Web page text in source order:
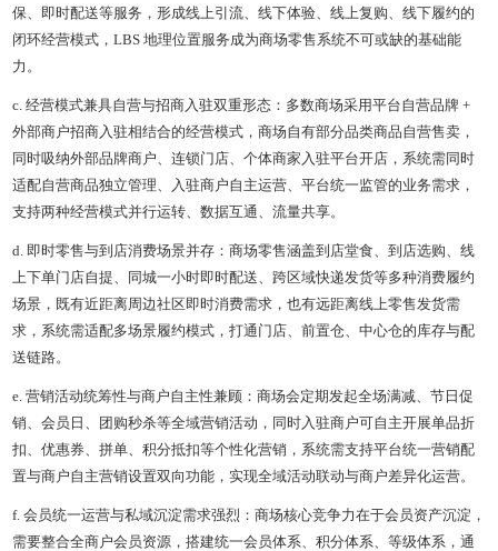
保、即时配送等服务，形成线上引流、线下体验、线上复购、线下履约的
闭环经营模式，LBS 地理位置服务成为商场零售系统不可或缺的基础能
力。
c. 经营模式兼具自营与招商入驻双重形态：多数商场采用平台自营品牌 +
外部商户招商入驻相结合的经营模式，商场自有部分品类商品自营售卖，
同时吸纳外部品牌商户、连锁门店、个体商家入驻平台开店，系统需同时
适配自营商品独立管理、入驻商户自主运营、平台统一监管的业务需求，
支持两种经营模式并行运转、数据互通、流量共享。
d. 即时零售与到店消费场景并存：商场零售涵盖到店堂食、到店选购、线
上下单门店自提、同城一小时即时配送、跨区域快递发货等多种消费履约
场景，既有近距离周边社区即时消费需求，也有远距离线上零售发货需
求，系统需适配多场景履约模式，打通门店、前置仓、中心仓的库存与配
送链路。
e. 营销活动统筹性与商户自主性兼顾：商场会定期发起全场满减、节日促
销、会员日、团购秒杀等全域营销活动，同时入驻商户可自主开展单品折
扣、优惠券、拼单、积分抵扣等个性化营销，系统需支持平台统一营销配
置与商户自主营销设置双向功能，实现全域活动联动与商户差异化运营。
f. 会员统一运营与私域沉淀需求强烈：商场核心竞争力在于会员资产沉淀，
需要整合全商户会员资源，搭建统一会员体系、积分体系、等级体系，通